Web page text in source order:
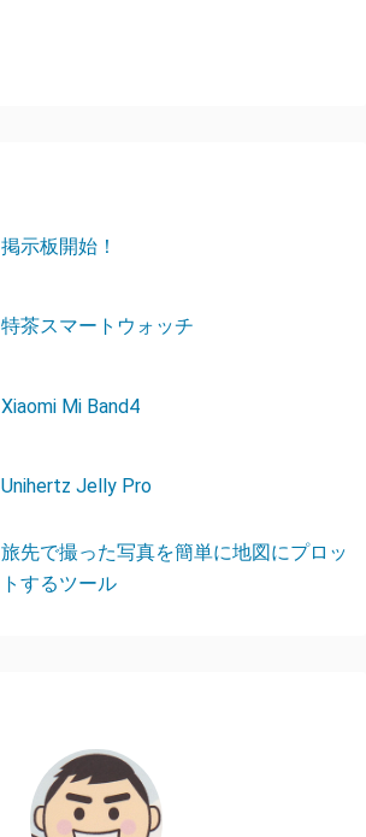
掲示板開始！
特茶スマートウォッチ
Xiaomi Mi Band4
Unihertz Jelly Pro
旅先で撮った写真を簡単に地図にプロッ
トするツール